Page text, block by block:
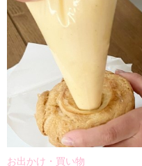
お出かけ・買い物